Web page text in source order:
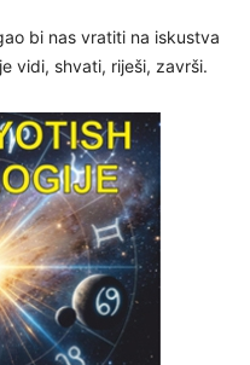
bi nas vratiti na iskustva
vidi, shvati, riješi, završi.